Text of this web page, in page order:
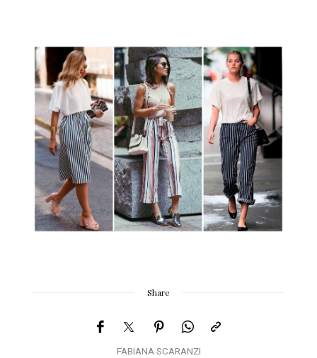
Share
FABIANA SCARANZI